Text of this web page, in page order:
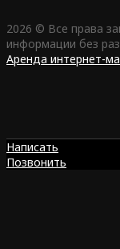
2026 © Все права
информации без
Аренда интернет-
Написать
Позвонить